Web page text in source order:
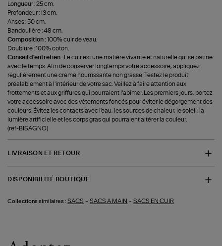
Longueur : 25 cm.
Profondeur : 13 cm.
Anses : 50 cm.
Bandoulière : 48 cm.
Composition :100% cuir de veau.
Doublure : 100% coton.
Conseil d'entretien :
Le cuir est une matière vivante et naturelle qui se patine
avec le temps. Afin de conserver longtemps votre accessoire, appliquez
régulièrement une crème nourrissante non grasse. Testez le produit
préalablement à l'intérieur de votre sac. Veillez à faire attention aux
frottements et aux griffures qui pourraient l'abîmer. Les premiers jours, portez
votre accessoire avec des vêtements foncés pour éviter le dégorgement des
couleurs. Évitez les contacts avec l'eau, les sources de chaleur, le soleil, la
lumière artificielle et les corps gras qui pourraient altérer la couleur.
(ref-BISAGNO)
LIVRAISON ET RETOUR
DISPONIBILITÉ BOUTIQUE
Collections similaires : SACS -SACS A MAIN -SACS EN CUIR